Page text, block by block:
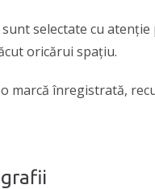
selectate cu
oricărui spațiu.
marcă înregistrată,